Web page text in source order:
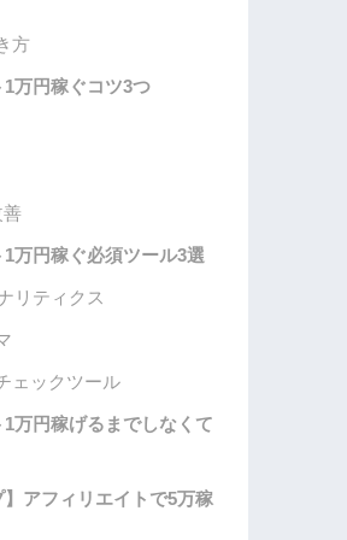
方
万円稼ぐコツ3つ
善
万円稼ぐ必須ツール3選
リティクス
ェックツール
万円稼げるまでしなくて
】アフィリエイトで5万稼